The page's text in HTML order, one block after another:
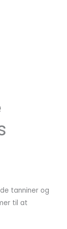
tanniner og
til at